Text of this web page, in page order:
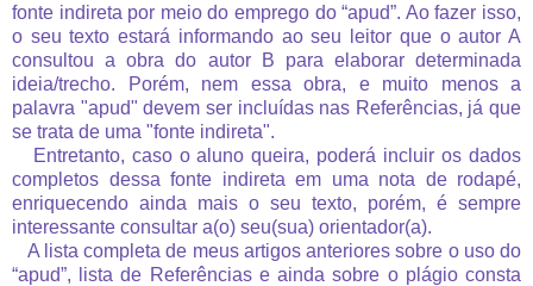
fonte indireta por meio do emprego do “apud”. Ao fazer isso,
o seu texto estará informando ao seu leitor que o autor A
consultou a obra do autor B para elaborar determinada
ideia/trecho. Porém, nem essa obra, e muito menos a
palavra "apud" devem ser incluídas nas Referências, já que
se trata de uma "fonte indireta".
Entretanto, caso o aluno queira, poderá incluir os dados
completos dessa fonte indireta em uma nota de rodapé,
enriquecendo ainda mais o seu texto, porém, é sempre
interessante consultar a(o) seu(sua) orientador(a).
A lista completa de meus artigos anteriores sobre o uso do
“apud”, lista de Referências e ainda sobre o plágio consta